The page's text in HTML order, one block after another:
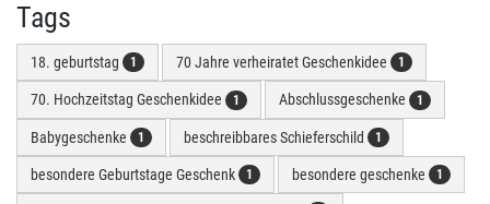
Tags
18. geburtstag 1 70 Jahre verheiratet Geschenkidee 1
70. Hochzeitstag Geschenkidee 1 Abschlussgeschenke 1
Babygeschenke 1 beschreibbares Schieferschild 1
besondere Geburtstage Geschenk 1 besondere geschenke 1